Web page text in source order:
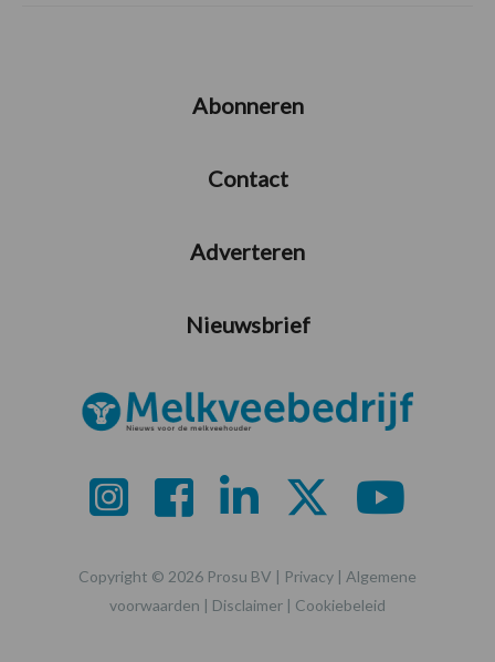
Abonneren
Contact
Adverteren
Nieuwsbrief
Copyright © 2026 Prosu BV | Privacy | Algemene
voorwaarden | Disclaimer | Cookiebeleid